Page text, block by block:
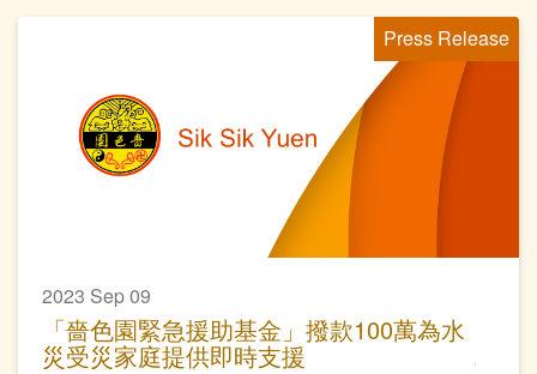
Press Release
2023 Sep 09
「嗇色園緊急援助基金」撥款100萬為水
災受災家庭提供即時支援